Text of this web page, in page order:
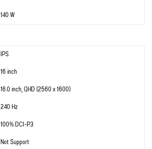
140 W
IPS
16 inch
16.0 inch, QHD (2560 x 1600)
240 Hz
100% DCI-P3
Not Support